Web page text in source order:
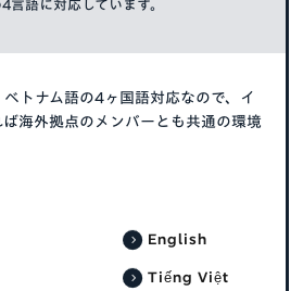
言語に対応しています。
トナム語の4ヶ国語対応なので、イ
海外拠点のメンバーとも共通の環境
English
Tiếng Việt